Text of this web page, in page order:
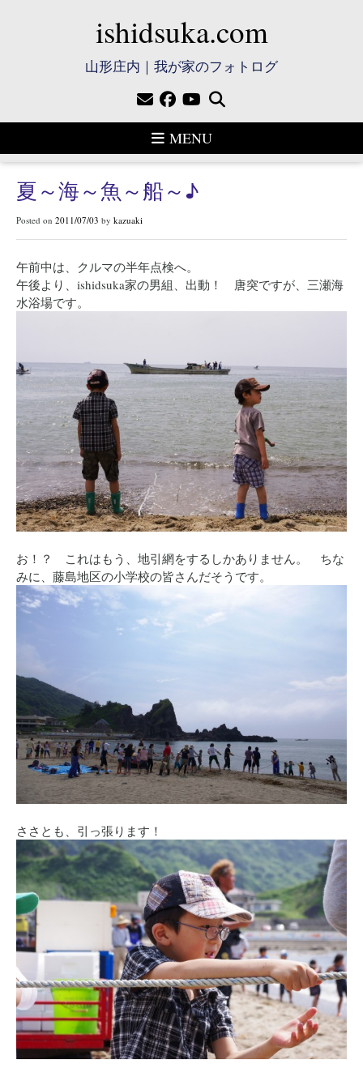
ishidsuka.com
山形庄内｜我が家のフォトログ
MENU
夏～海～魚～船～♪
Posted on 2011/07/03 by kazuaki
午前中は、クルマの半年点検へ。
午後より、ishidsuka家の男組、出動！ 唐突ですが、三瀬海
水浴場です。
お！？ これはもう、地引網をするしかありません。 ちな
みに、藤島地区の小学校の皆さんだそうです。
ささとも、引っ張ります！